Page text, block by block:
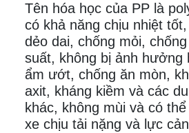
Tên hóa học của PP là
có khả năng chịu nhiệt
dẻo dai, chống mỏi,
suất, không bị ảnh hưởng
ẩm ướt, chống ăn mòn,
axit, kháng kiềm và các
khác, không mùi và có
xe chịu tải nặng và lực